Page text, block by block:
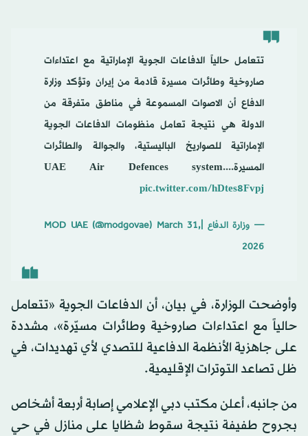
تتعامل حالياً الدفاعات الجوية الإماراتية مع اعتداءات
صاروخية وطائرات مسيرة قادمة من إيران وتؤكد وزارة
الدفاع أن الاصوات المسموعة في مناطق متفرقة من
الدولة هي نتيجة تعامل منظومات الدفاعات الجوية
الإماراتية للصواريخ الباليستية، والجوالة والطائرات
المسيرة.UAE Air Defences system...
pic.twitter.com/hDtes8Fvpj
— وزارة الدفاع |MOD UAE (@modgovae) March 31,
2026
وأوضحت الوزارة، في بيان، أن الدفاعات الجوية «تتعامل
حالياً مع اعتداءات صاروخية وطائرات مسيّرة»، مشددة
على جاهزية الأنظمة الدفاعية للتصدي لأي تهديدات، في
ظل تصاعد التوترات الإقليمية.
من جانبه، أعلن مكتب دبي الإعلامي إصابة أربعة أشخاص
بجروح طفيفة نتيجة سقوط شظايا على منازل في حي